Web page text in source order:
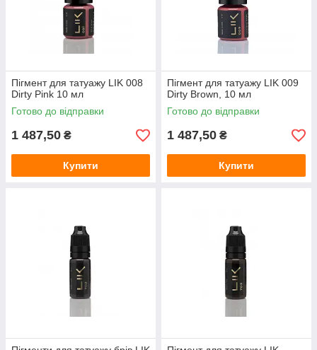
Пігмент для татуажу LIK 008
Dirty Pink 10 мл
Готово до відправки
1 487,50 ₴
Купити
Пігмент для татуажу LIK 009
Dirty Brown, 10 мл
Готово до відправки
1 487,50 ₴
Купити